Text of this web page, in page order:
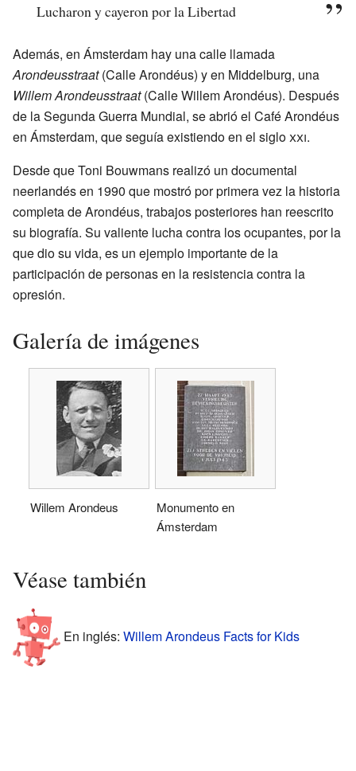
Lucharon y cayeron por la Libertad
Además, en Ámsterdam hay una calle llamada
Arondeusstraat(Calle Arondéus) y en Middelburg, una
Willem Arondeusstraat(Calle Willem Arondéus). Después
de la Segunda Guerra Mundial, se abrió el Café Arondéus
en Ámsterdam, que seguía existiendo en el sigloxxi.
Desde que Toni Bouwmans realizó un documental
neerlandés en 1990 que mostró por primera vez la historia
completa de Arondéus, trabajos posteriores han reescrito
su biografía. Su valiente lucha contra los ocupantes, por la
que dio su vida, es un ejemplo importante de la
participación de personas en la resistencia contra la
opresión.
Galería de imágenes
Willem Arondeus
Monumento en
Ámsterdam
Véase también
En inglés: Willem Arondeus Facts for Kids